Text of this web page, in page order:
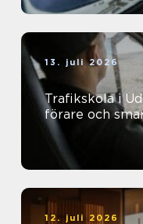
13. juli 2026
Trafikskola i
förare och
12. juli 2026